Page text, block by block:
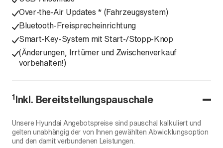
Over-the-Air Updates * (Fahrzeugsystem)
Bluetooth-Freisprecheinrichtung
Smart-Key-System mit Start-/Stopp-Knop
(Änderungen, Irrtümer und Zwischenverkauf
vorbehalten!)
1Inkl. Bereitstellungspauschale
Unsere Hyundai Angebotspreise sind pauschal kalkuliert und
gelten unabhängig der von Ihnen gewählten Abwicklungsoption
und den damit verbundenen Leistungen.